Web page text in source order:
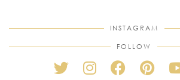
INSTAGRAM
FOLLOW